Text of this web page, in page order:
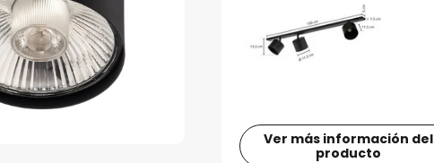
Ver más información del
producto